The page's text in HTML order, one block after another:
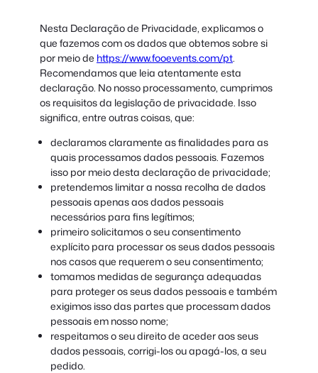
Nesta Declaração de Privacidade, explicamos o
que fazemos com os dados que obtemos sobre si
por meio de https://www.fooevents.com/pt.
Recomendamos que leia atentamente esta
declaração. No nosso processamento, cumprimos
os requisitos da legislação de privacidade. Isso
significa, entre outras coisas, que:
declaramos claramente as finalidades para as
quais processamos dados pessoais. Fazemos
isso por meio desta declaração de privacidade;
pretendemos limitar a nossa recolha de dados
pessoais apenas aos dados pessoais
necessários para fins legítimos;
primeiro solicitamos o seu consentimento
explícito para processar os seus dados pessoais
nos casos que requerem o seu consentimento;
tomamos medidas de segurança adequadas
para proteger os seus dados pessoais e também
exigimos isso das partes que processam dados
pessoais em nosso nome;
respeitamos o seu direito de aceder aos seus
dados pessoais, corrigi-los ou apagá-los, a seu
pedido.